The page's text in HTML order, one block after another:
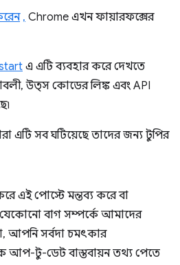
, Chrome এখন ফায়ারফক্সের
এ এটি ব্যবহার করে দেখতে
উত্স কোডের লিঙ্ক এবং API
এটি সব ঘটিয়েছে তাদের জন্য টুপির
এই পোস্টে মন্তব্য করে বা
বাগ সম্পর্কে আমাদের
আপনি সর্বদা চমৎকার
আপ-টু-ডেট বাস্তবায়ন তথ্য পেতে